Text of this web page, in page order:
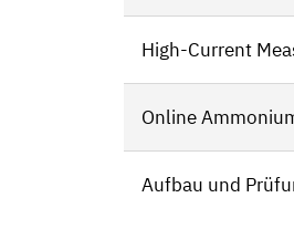
High-Current
Online
Aufbau und